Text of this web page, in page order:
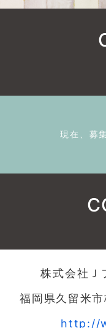
現在、募
株式会社
福岡県久留米
http://